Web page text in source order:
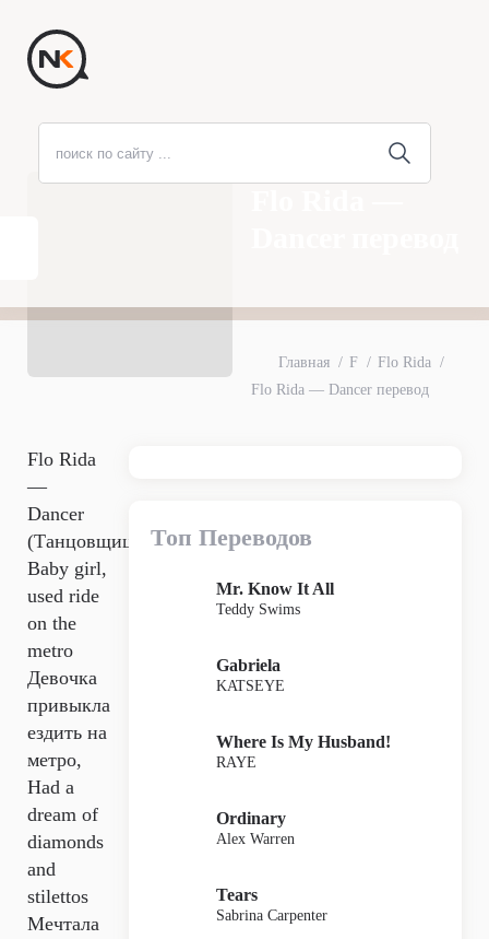
Главная F
Flo Rida
Flo Rida — Dancer перевод
Flo Rida
—
Dancer
(Танцовщица)
Baby girl,
used ride
on the
metro
Девочка
привыкла
ездить на
метро,
Had a
dream of
diamonds
and
stilettos
Мечтала
Топ Переводов
Mr. Know It All
Teddy Swims
Gabriela
KATSEYE
Where Is My Husband!
RAYE
Ordinary
Alex Warren
Tears
Sabrina Carpenter